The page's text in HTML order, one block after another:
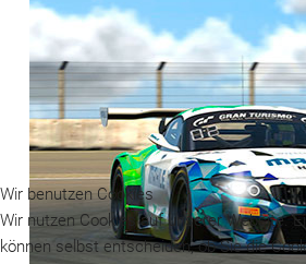
Wir benutzen Cookies
Wir nutzen Cookies auf unserer Website.
können selbst entscheiden, ob Sie die